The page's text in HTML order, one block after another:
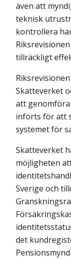
även att
teknisk
kontrollera
tillräckligt
Skatteverket
att genomföra
införts för att
systemet för
Skatteverket
möjligheten
Sverige och
det